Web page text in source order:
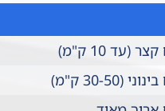
10 ק"מ)
50 ק"מ)